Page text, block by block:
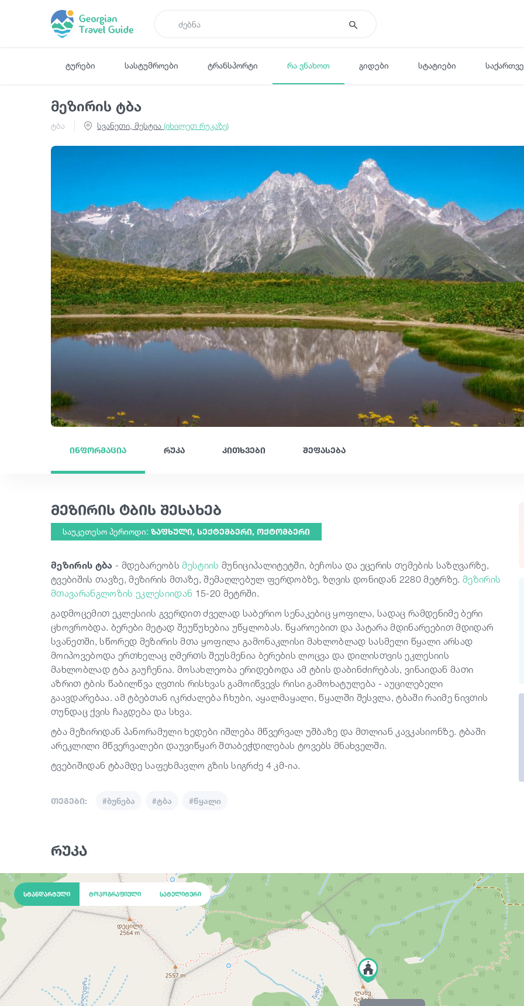
ტურები სასტუმროები ტრანსპორტი რა ვნახოთ გიდები სტატიები
მეზირის ტბა
ტბა სვანეთი, მესტია (იხილეთ რუკაზე)
ინფორმაცია რუკა კითხვები შეფასება
მეზირის ტბის შესახებ
საუკეთესო პერიოდი: ᲖᲐᲤᲮᲣᲚᲘ, ᲡᲔᲥᲢᲔᲛᲑᲔᲠᲘ, ᲝᲥᲢᲝᲛᲑᲔᲠᲘ
მეზირის ტბა - მდებარეობსმესტიის მუნიციპალიტეტში, ბეჩოსა და ეცერის თემების საზღვარზე,
ტვებიშის თავზე, მეზირის მთაზე, შემაღლებულ ფერდობზე, ზღვის დონიდან 2280 მეტრზე.მეზირის
მთავარანგლოზის ეკლესიიდან 15-20 მეტრში.
გადმოცემით ეკლესიის გვერდით ძველად საბერიო სენაკებიც ყოფილა, სადაც რამდენიმე ბერი
ცხოვრობდა. ბერები მეტად შეუწუხებია უწყლობას. წყაროებით და პატარა მდინარეებით მდიდარ
სვანეთში, სწორედ მეზირის მთა ყოფილა გამონაკლისი მახლობლად სასმელი წყალი არსად
მოიპოვებოდა ერთხელაც ღმერთს შეუსმენია ბერების ლოცვა და დილისთვის ეკლესიის
მახლობლად ტბა გაუჩენია. მოსახლეობა ერიდებოდა ამ ტბის დაბინძირებას, ვინაიდან მათი
აზრით ტბის წაბილწვა ღვთის რისხვას გამოიწვევს რისი გამოხატულება - აუცილებელი
გაავდარებაა. ამ ტბებთან იკრძალება ჩხუბი, აყალმაყალი, წყალში შესვლა, ტბაში რაიმე ნივთის
თუნდაც ქვის ჩაგდება და სხვა.
ტბა მეზირიდან პანორამული ხედები იშლება მწვერვალ უშბაზე და მთლიან კავკასიონზე. ტბაში
არეკლილი მწვერვალები დაუვიწყარ შთაბეჭდილებას ტოვებს მნახველში.
ტვებიშიდან ტბამდე საფეხმავლო გზის სიგრძე 4 კმ-ია.
თეგები: #ბუნება #ტბა #წყალი
რუკა
სტანდარტული ტოპოგრაფიული სატელიტური